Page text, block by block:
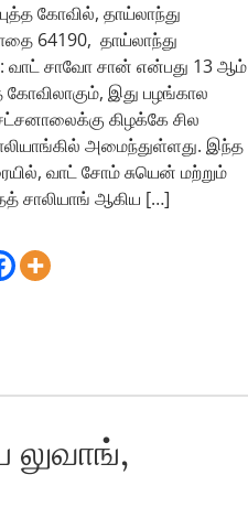
கோவில், தாய்லாந்து
64190, தாய்லாந்து
வாட் சாவோ சான் என்பது 13 ஆம்
இது பழங்கால
கிழக்கே சில
அமைந்துள்ளது. இந்த
வாட் சோம் சுயென் மற்றும்
சாலியாங் ஆகிய […]
லுவாங்,